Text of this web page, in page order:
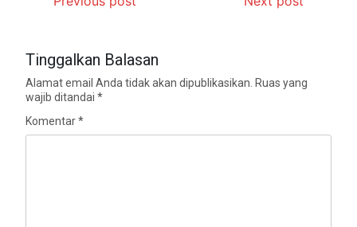
Tinggalkan Balasan
Alamat email Anda tidak akan dipublikasikan. Ruas yang
wajib ditandai*
Komentar*